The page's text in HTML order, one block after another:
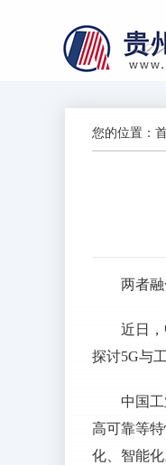
您的位置：
两者
近日
探讨5G与
中国
高可靠等
化、智能